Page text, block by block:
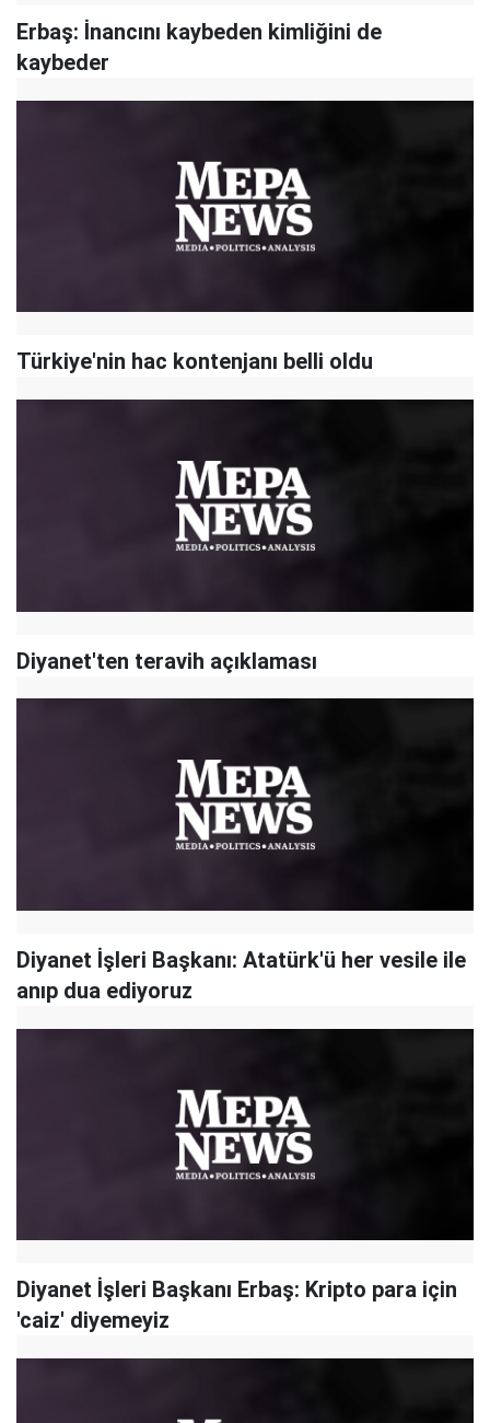
Erbaş: İnancını kaybeden kimliğini de
kaybeder
Türkiye'nin hac kontenjanı belli oldu
Diyanet'ten teravih açıklaması
Diyanet İşleri Başkanı: Atatürk'ü her vesile ile
anıp dua ediyoruz
Diyanet İşleri Başkanı Erbaş: Kripto para için
'caiz' diyemeyiz